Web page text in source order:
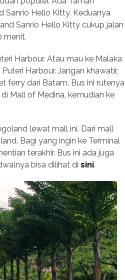
Sanrio Hello Kitty. Keduanya
Sanrio Hello Kitty cukup jalan
menit.
Harbour. Atau mau ke Malaka
Harbour. Jangan khawatir,
ferry dari Batam. Bus ini rutenya
Mall of Medina, kemudian ke
lewat mall ini. Dari mall
Bagi yang ingin ke Terminal
terakhir. Bus ini ada juga
bisa dilihat di sini.